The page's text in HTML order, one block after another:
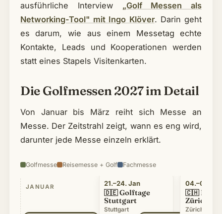
ausführliche Interview „Golf Messen als
Networking-Tool" mit Ingo Klöver. Darin geht
es darum, wie aus einem Messetag echte
Kontakte, Leads und Kooperationen werden
statt eines Stapels Visitenkarten.
Die Golfmessen 2027 im Detail
Von Januar bis März reiht sich Messe an
Messe. Der Zeitstrahl zeigt, wann es eng wird,
darunter jede Messe einzeln erklärt.
Golfmesse Reisemesse + Golf Fachmesse
JANUAR
21.–24. Jan
🇩🇪Golftage
Stuttgart
Stuttgart
04.–07. Feb
🇨🇭
Zürich
Zürich